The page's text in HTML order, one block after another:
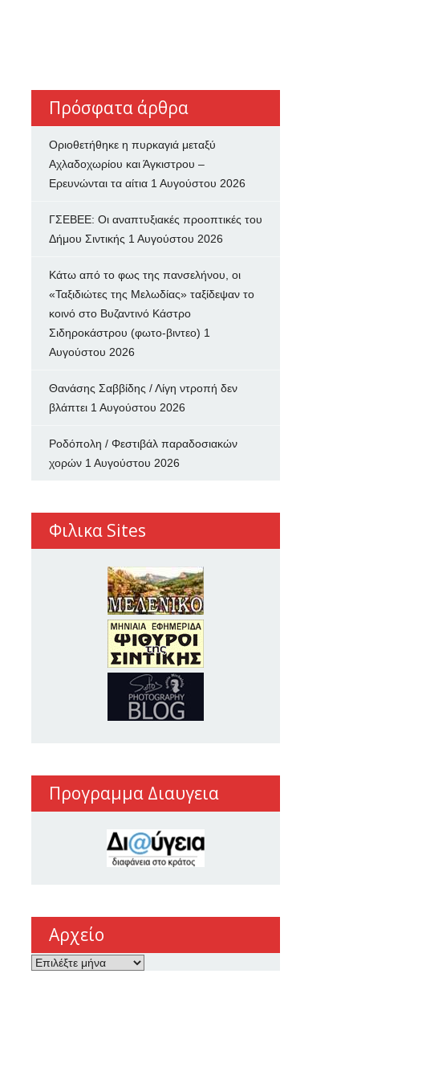
Πρόσφατα άρθρα
Οριοθετήθηκε η πυρκαγιά μεταξύ
Αχλαδοχωρίου και Άγκιστρου –
Ερευνώνται τα αίτια 1 Αυγούστου 2026
ΓΣΕΒΕΕ: Οι αναπτυξιακές προοπτικές του
Δήμου Σιντικής 1 Αυγούστου 2026
Κάτω από το φως της πανσελήνου, οι
«Ταξιδιώτες της Μελωδίας» ταξίδεψαν το
κοινό στο Βυζαντινό Κάστρο
Σιδηροκάστρου (φωτο-βιντεο) 1
Αυγούστου 2026
Θανάσης Σαββίδης / Λίγη ντροπή δεν
βλάπτει 1 Αυγούστου 2026
Ροδόπολη / Φεστιβάλ παραδοσιακών
χορών 1 Αυγούστου 2026
Φιλικα Sites
Προγραμμα Διαυγεια
Αρχείο
Αρχείο